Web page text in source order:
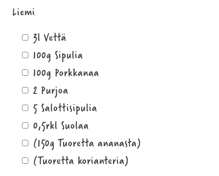
Liemi
3l Vettä
100g Sipulia
100g Porkkanaa
2 Purjoa
5 Salottisipulia
0,5rkl Suolaa
(150g Tuoretta ananasta)
(Tuoretta korianteria)